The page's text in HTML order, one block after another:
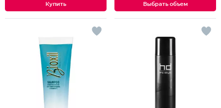
Выбрать объем